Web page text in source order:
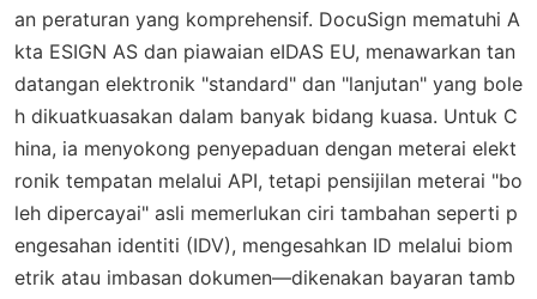
an peraturan yang komprehensif. DocuSign mematuhi A
kta ESIGN AS dan piawaian eIDAS EU, menawarkan tan
datangan elektronik "standard" dan "lanjutan" yang bole
h dikuatkuasakan dalam banyak bidang kuasa. Untuk C
hina, ia menyokong penyepaduan dengan meterai elekt
ronik tempatan melalui API, tetapi pensijilan meterai "bo
leh dipercayai" asli memerlukan ciri tambahan seperti p
engesahan identiti (IDV), mengesahkan ID melalui biom
etrik atau imbasan dokumen—dikenakan bayaran tamb